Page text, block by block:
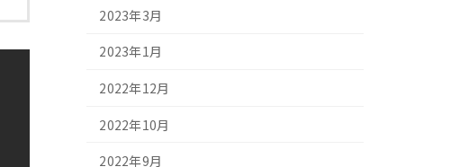
2023年3月
2023年1月
2022年12月
2022年10月
2022年9月